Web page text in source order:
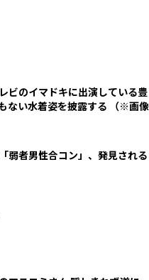
ビのイマドキに出演している豊
ない水着姿を披露する （※画像
弱者男性合コン」、発見される